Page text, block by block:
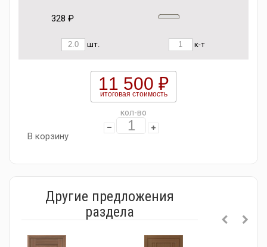
328 ₽
шт. к-т
11 500 ₽
итоговая стоимость
кол-во
В корзину
Другие предложения
раздела